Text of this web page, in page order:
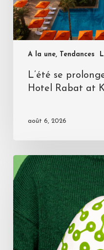
A la une, Tendances
L’été se
Hotel Rabat at
août 6, 2026